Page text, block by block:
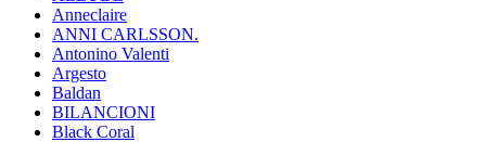
Anneclaire
ANNI CARLSSON.
Antonino Valenti
Argesto
Baldan
BILANCIONI
Black Coral